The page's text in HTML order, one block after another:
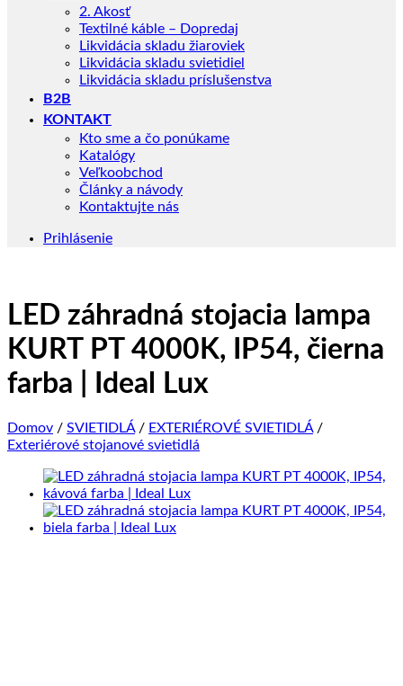
2. Akosť
Textilné káble – Dopredaj
Likvidácia skladu žiaroviek
Likvidácia skladu svietidiel
Likvidácia skladu príslušenstva
B2B
KONTAKT
Kto sme a čo ponúkame
Katalógy
Veľkoobchod
Články a návody
Kontaktujte nás
Prihlásenie
LED záhradná stojacia lampa
KURT PT 4000K, IP54, čierna
farba | Ideal Lux
Domov / SVIETIDLÁ / EXTERIÉROVÉ SVIETIDLÁ /
Exteriérové stojanové svietidlá